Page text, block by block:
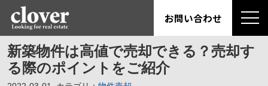
お問い合わせ
新築物件は高値で売却できる？売却す
る際のポイントをご紹介